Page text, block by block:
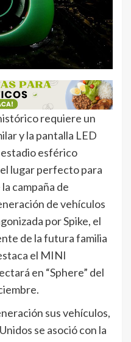
requiere un
y la pantalla LED
estadio esférico
el lugar perfecto para
campaña de
de vehículos
por Spike, el
de la futura familia
el MINI
en “Sphere” del
sus vehículos,
se asoció con la